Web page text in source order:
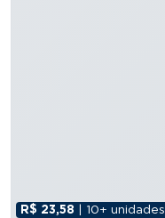
R$ 23,58 | 10+ unidades